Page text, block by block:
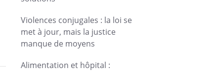
Violences conjugales : la loi se
met à jour, mais la justice
manque de moyens
Alimentation et hôpital :